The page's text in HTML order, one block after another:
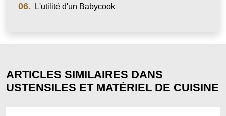
06. L'utilité d'un Babycook
ARTICLES SIMILAIRES DANS
USTENSILES ET MATÉRIEL DE CUISINE